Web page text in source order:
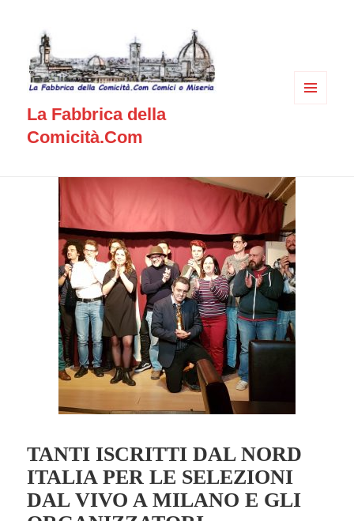
La Fabbrica della
Comicità.Com
TANTI ISCRITTI DAL NORD
ITALIA PER LE SELEZIONI
DAL VIVO A MILANO E GLI